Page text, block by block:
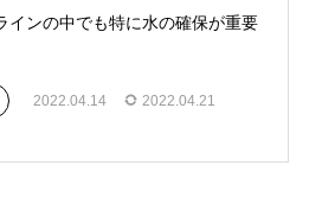
インの中でも特に水の確保が重要
2022.04.14 2022.04.21